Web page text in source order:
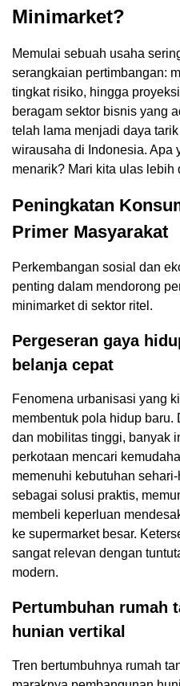
Minimarket?
Memulai sebuah usaha
serangkaian pertimbangan:
tingkat risiko, hingga
beragam sektor bisnis yang
telah lama menjadi daya
wirausaha di Indonesia. Apa
menarik? Mari kita ulas lebih
Peningkatan
Primer Masyarakat
Perkembangan sosial dan
penting dalam mendorong
minimarket di sektor ritel.
Pergeseran gaya
belanja cepat
Fenomena urbanisasi yang
membentuk pola hidup
dan mobilitas tinggi, banyak
perkotaan mencari
memenuhi kebutuhan sehari-
sebagai solusi praktis,
membeli keperluan
ke supermarket besar.
sangat relevan dengan
modern.
Pertumbuhan rumah
hunian vertikal
Tren bertumbuhnya rumah